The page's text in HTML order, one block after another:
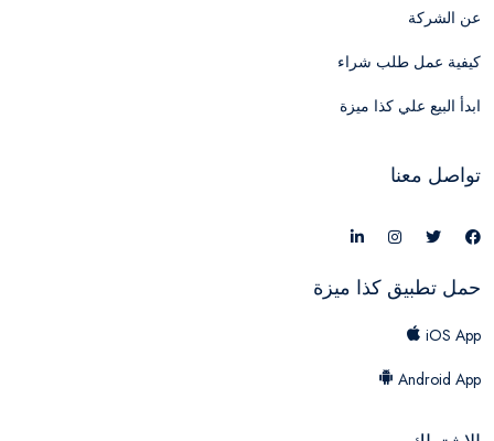
عن الشركة
كيفية عمل طلب شراء
ابدأ البيع علي كذا ميزة
تواصل معنا
حمل تطبيق كذا ميزة
iOS App
Android App